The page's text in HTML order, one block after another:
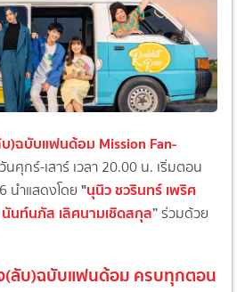
)ฉบับแฟนด้อม Mission Fan-
นศุกร์-เสาร์ เวลา 20.00 น. เริ่มตอน
นำแสดงโดย "นุนิว ชวรินทร์ เพริศ
นท์นภัส เลิศนามเชิดสกุล”ร่วมด้วย
(ลับ)ฉบับแฟนด้อม ครบทุกตอน